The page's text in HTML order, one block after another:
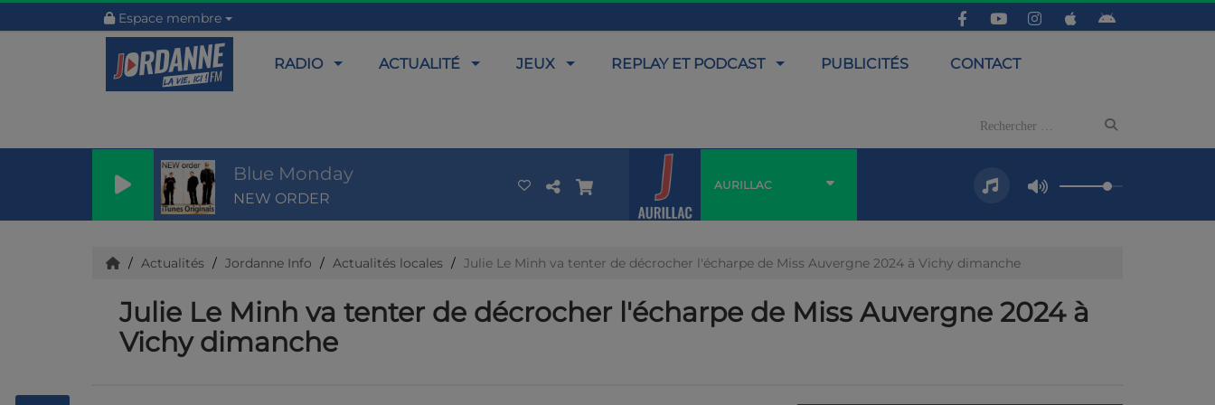
Espace membre
RADIO ACTUALITÉ JEUX REPLAY ET PODCAST PUBLICITÉS CONTACT
Blue Monday
NEW ORDER
AURILLAC
Actualités Jordanne Info Actualités locales Julie Le Minh va tenter de décrocher l'écharpe de Miss Auvergne 2024 à Vichy dimanche
Julie Le Minh va tenter de décrocher l'écharpe de Miss Auvergne 2024 à
Vichy dimanche